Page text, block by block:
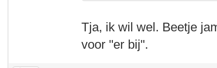
Tja, ik wil wel. Beetje
voor "er bij".